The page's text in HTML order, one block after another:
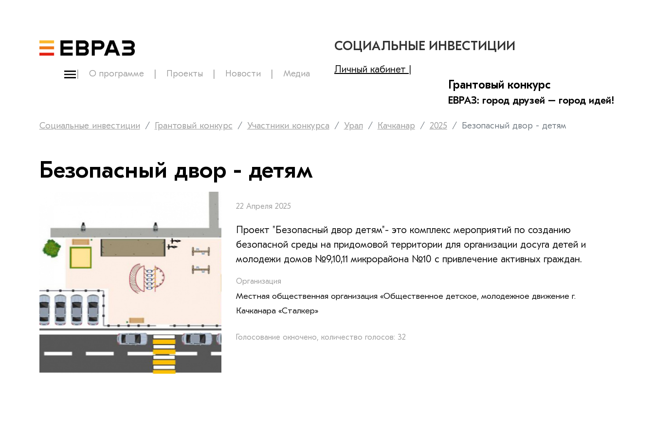
СОЦИАЛЬНЫЕ ИНВЕСТИЦИИ
О программе Проекты Новости Медиа Личный кабинет |
Грантовый конкурс
ЕВРАЗ: город друзей – город идей!
Социальные инвестиции Грантовый конкурс Участники конкурса Урал Качканар 2025 Безопасный двор - детям
Безопасный двор - детям
22 Апреля 2025
Проект "Безопасный двор детям"- это комплекс мероприятий по созданию
безопасной среды на придомовой территории для организации досуга детей и
молодежи домов №9,10,11 микрорайона №10 с привлечение активных граждан.
Организация
Местная общественная организация «Общественное детское, молодежное движение г.
Качканара «Сталкер»
Голосование окночено, количество голосов: 32